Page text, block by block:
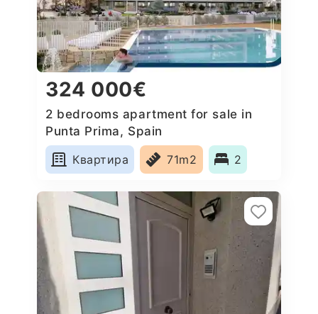
324 000€
2 bedrooms apartment for sale in
Punta Prima, Spain
Квартира
71m2 2